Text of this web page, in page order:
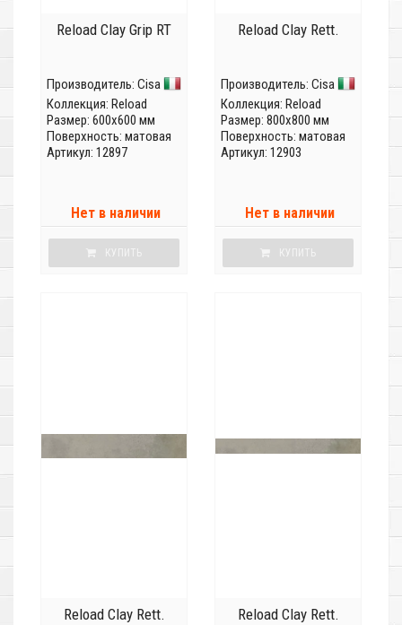
Reload Clay Grip RT
Производитель: Cisa
Коллекция: Reload
Размер: 600x600 мм
Поверхность: матовая
Артикул: 12897
Нет в наличии
КУПИТЬ
Reload Clay Rett.
Производитель: Cisa
Коллекция: Reload
Размер: 800x800 мм
Поверхность: матовая
Артикул: 12903
Нет в наличии
КУПИТЬ
Reload Clay Rett. Reload Clay Rett.